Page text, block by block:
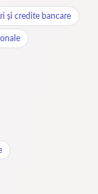
și credite bancare